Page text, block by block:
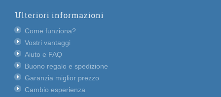
Ulteriori informazioni
Come funziona?
Vostri vantaggi
Aiuto e FAQ
Buono regalo e spedizione
Garanzia miglior prezzo
Cambio esperienza